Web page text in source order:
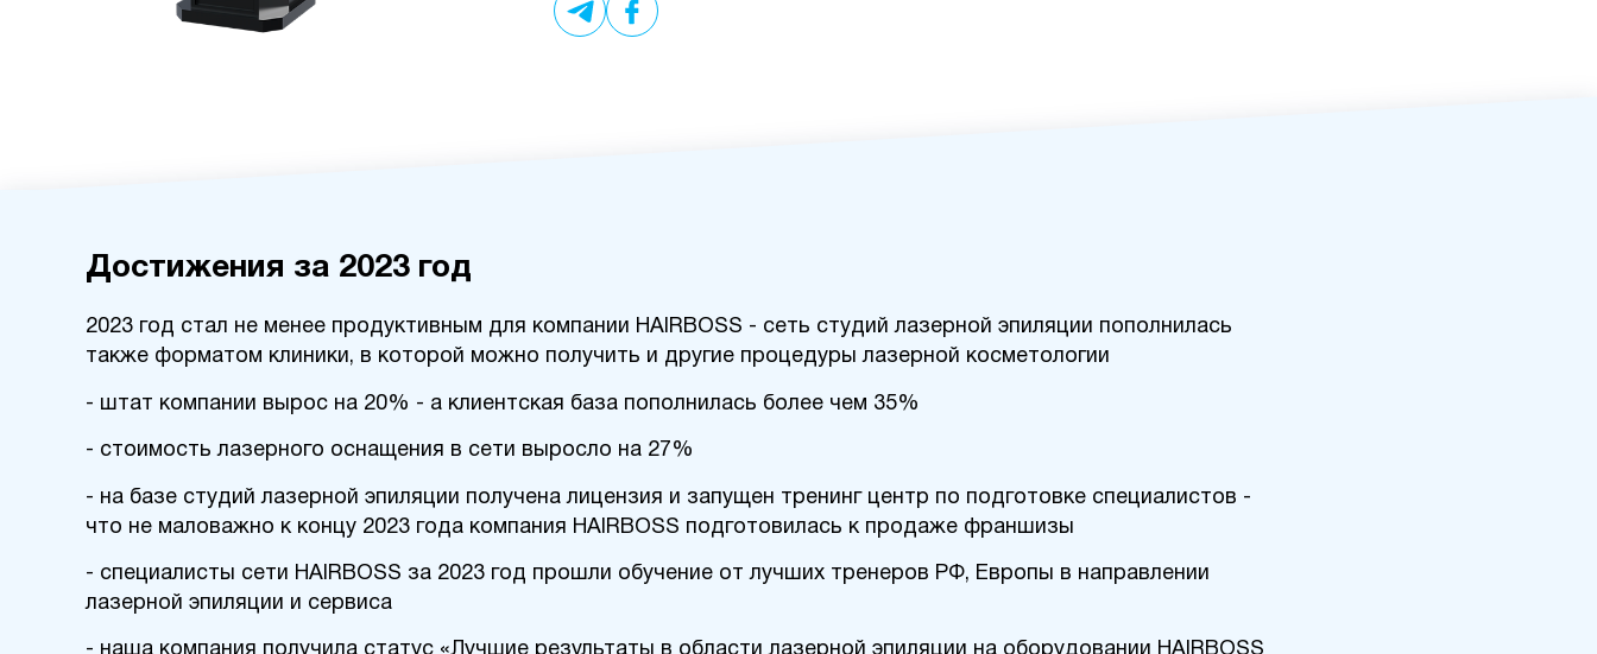
Достижения за 2023 год
2023 год стал не менее продуктивным для компании HAIRBOSS - сеть студий лазерной эпиляции пополнилась
также форматом клиники, в которой можно получить и другие процедуры лазерной косметологии
- штат компании вырос на 20% - а клиентская база пополнилась более чем 35%
- стоимость лазерного оснащения в сети выросло на 27%
- на базе студий лазерной эпиляции получена лицензия и запущен тренинг центр по подготовке специалистов -
что не маловажно к концу 2023 года компания HAIRBOSS подготовилась к продаже франшизы
- специалисты сети HAIRBOSS за 2023 год прошли обучение от лучших тренеров РФ, Европы в направлении
лазерной эпиляции и сервиса